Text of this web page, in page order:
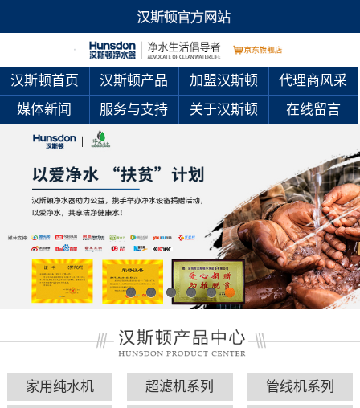
汉斯顿首页 汉斯顿产品 加盟汉斯顿
代理商风采
媒体新闻
服务与支持 关于汉斯顿 在线留言
家用纯水机 超滤机系列 管线机系列